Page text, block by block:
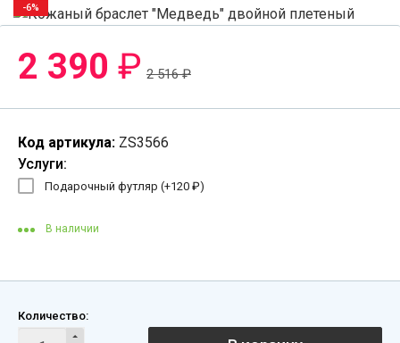
-6%
2 390 ₽ 2 516₽
Код артикула: ZS3566
Услуги:
Подарочный футляр (+120 ₽)
В наличии
Количество: